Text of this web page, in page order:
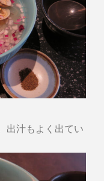
出汁もよく出てい